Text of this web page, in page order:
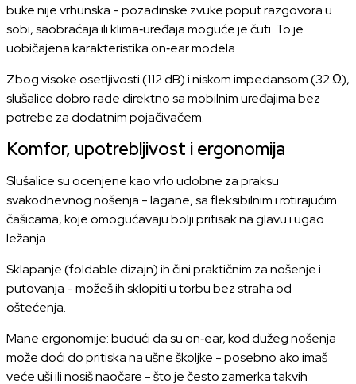
buke nije vrhunska - pozadinske zvuke poput razgovora u
sobi, saobraćaja ili klima‑uređaja moguće je čuti. To je
uobičajena karakteristika on‑ear modela.
Zbog visoke osetljivosti (112 dB) i niskom impedansom (32 Ω),
slušalice dobro rade direktno sa mobilnim uređajima bez
potrebe za dodatnim pojačivačem.
Komfor, upotrebljivost i ergonomija
Slušalice su ocenjene kao vrlo udobne za praksu
svakodnevnog nošenja - lagane, sa fleksibilnim i rotirajućim
čašicama, koje omogućavaju bolji pritisak na glavu i ugao
ležanja.
Sklapanje (foldable dizajn) ih čini praktičnim za nošenje i
putovanja - možeš ih sklopiti u torbu bez straha od
oštećenja.
Mane ergonomije: budući da su on‑ear, kod dužeg nošenja
može doći do pritiska na ušne školjke - posebno ako imaš
veće uši ili nosiš naočare - što je često zamerka takvih